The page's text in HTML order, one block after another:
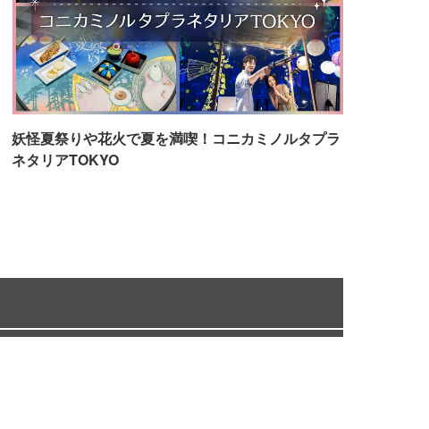
妖怪夏祭りや花火で夏を満喫！コニカミノルタプラ
ネタリアTOKYO